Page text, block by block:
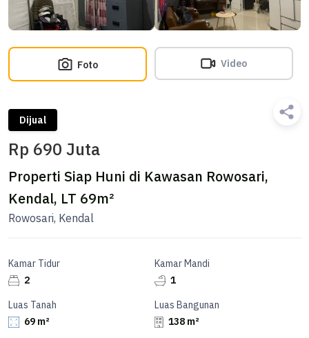
Foto Video
Dijual
Rp 690 Juta
Properti Siap Huni di Kawasan Rowosari,
Kendal, LT 69m²
Rowosari, Kendal
Kamar Tidur
2
Kamar Mandi
1
Luas Tanah
69 m²
Luas Bangunan
138 m²